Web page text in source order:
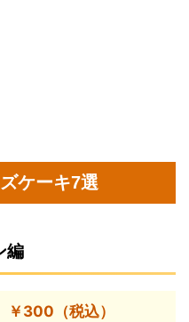
ケーキ7選
編
300（税込）